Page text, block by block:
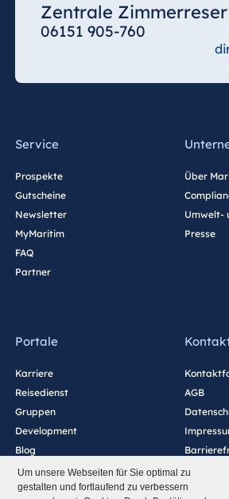
Um unsere Webseiten für Sie optimal zu
gestalten und fortlaufend zu verbessern
Zentrale
06151 905-760
Service
Prospekte
Gutscheine
Newsletter
MyMaritim
FAQ
Partner
Über
Umwelt-
Presse
Portale
Karriere
Reisedienst
Gruppen
Development
Blog
AGB
Cookie-